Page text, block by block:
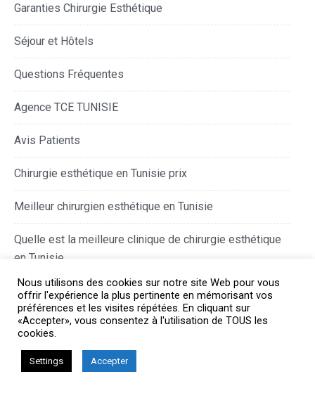
Garanties Chirurgie Esthétique
Séjour et Hôtels
Questions Fréquentes
Agence TCE TUNISIE
Avis Patients
Chirurgie esthétique en Tunisie prix
Meilleur chirurgien esthétique en Tunisie
Quelle est la meilleure clinique de chirurgie esthétique
en Tunisie
Chirurgie esthétique Tunisie avis
Chirurgie esthétique Tunisie suivi International
Chirurgie esthétique Tunisie paiement plusieurs fois
Nous utilisons des cookies sur notre site Web pour vous
offrir l'expérience la plus pertinente en mémorisant vos
préférences et les visites répétées. En cliquant sur
«Accepter», vous consentez à l'utilisation de TOUS les
cookies.
Settings Accepter